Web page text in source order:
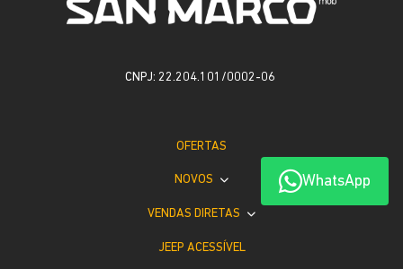
WhatsApp
CNPJ: 22.204.101/0002-06
OFERTAS
NOVOS
VENDAS DIRETAS
JEEP ACESSÍVEL